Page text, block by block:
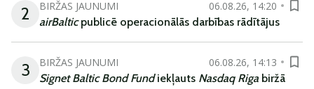
2 BIRŽAS JAUNUMI
06.08.26, 14:20
airBalticpublicē operacionālās darbības rādītājus
3 BIRŽAS JAUNUMI
06.08.26, 14:13
Signet Baltic Bond Fundiekļauts Nasdaq Riga biržā